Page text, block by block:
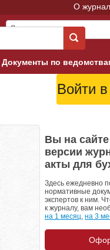
О
Документы по
Арбитражные суды
Верховный Суд
Гострудинспекция в г.
Конституционный Суд
Вы на
версии
акты для
Здесь ежедневно
нормативные
экспертов к ним.
к журналу, вам
на 1 месяц, на 3